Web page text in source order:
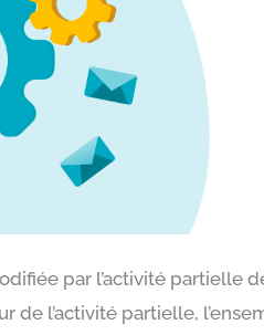
par l’activité partielle
de l’activité partielle,